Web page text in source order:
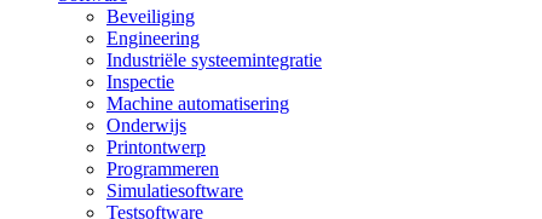
Beveiliging
Engineering
Industriële systeemintegratie
Inspectie
Machine automatisering
Onderwijs
Printontwerp
Programmeren
Simulatiesoftware
Testsoftware